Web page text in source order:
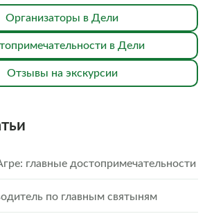
Организаторы в Дели
в Дели
Отзывы на экскурсии
главные достопримечательности
по главным святыням